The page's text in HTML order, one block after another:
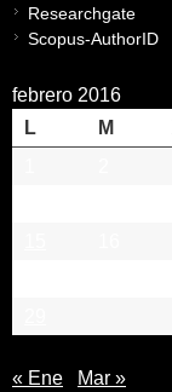
Researchgate
Scopus-AuthorID
febrero 2016
L
M
« Ene Mar »